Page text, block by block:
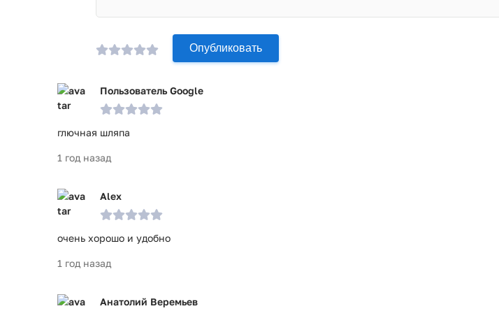
Опубликовать
Пользователь Google
глючная шляпа
1 год назад
Alex
очень хорошо и удобно
1 год назад
Анатолий Веремьев